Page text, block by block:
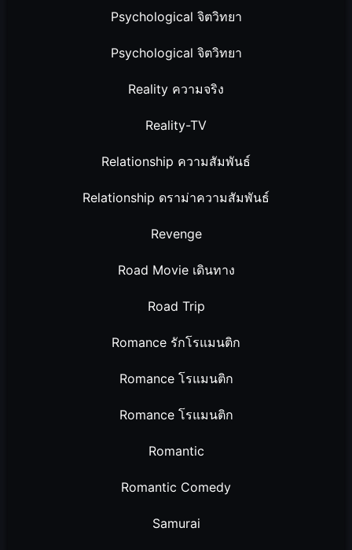
Psychological จิตวิทยา
Psychological จิตวิทยา
Reality ความจริง
Reality-TV
Relationship ความสัมพันธ์
Relationship ดราม่าความสัมพันธ์
Revenge
Road Movie เดินทาง
Road Trip
Romance รักโรแมนติก
Romance โรแมนติก
Romance โรแมนติก
Romantic
Romantic Comedy
Samurai